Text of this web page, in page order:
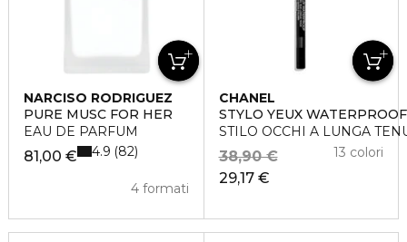
NARCISO RODRIGUEZ
PURE MUSC FOR HER
EAU DE PARFUM
81,00 €
4 formati
4.9 82
CHANEL
STYLO YEUX WATERPROOF
STILO OCCHI A LUNGA
29,17 €
38,90 € 13 colori